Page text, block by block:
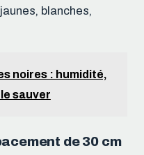
blanches,
noires : humidité,
sauver
de 30 cm